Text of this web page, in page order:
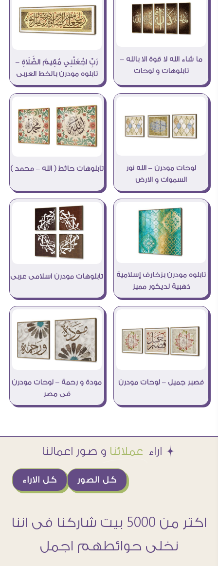
ما شاء الله لا قوة الا بالله –
تابلوهات و لوحات
رَبِّ اجْعَلْنِي مُقِيمَ الصَّلَاةِ –
تابلوه مودرن بالخط العربى
لوحات مودرن – الله نور
السموات و الارض
تابلوهات حائط ( الله – محمد )
تابلوه مودرن بزخارف إسلامية
ذهبية لديكور مميز
تابلوهات مودرن اسلامى عربى
فصبر جميل – لوحات مودرن
مودة و رحمة – لوحات مودرن
فى مصر
Æ اراء عملائنا و صور اعمالنا
كل الاراء كل الصور
اكتر من 5000 بيت شاركنا فى اننا
نخلى حوائطهم اجمل